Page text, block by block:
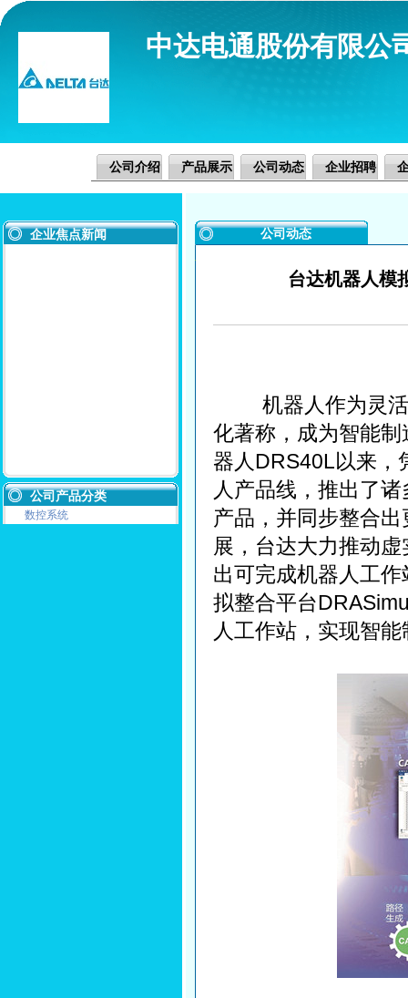
中达电通股份有限公
公司介绍 产品展示 公司动态 企业招聘
企业焦点新闻
公司产品分类
数控系统
公司动态
台达机器人模
机器人作为灵活
化著称，成为智能
器人DRS40L以来，
人产品线，推出了
产品，并同步整合
展，台达大力推动
出可完成机器人工
拟整合平台
人工作站，实现智